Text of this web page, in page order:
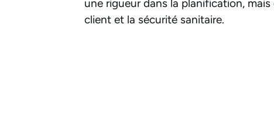
une rigueur dans la planification,
client et la sécurité sanitaire.